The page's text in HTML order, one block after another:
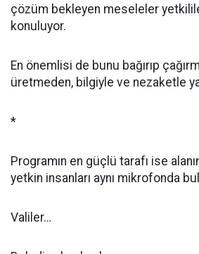
çözüm bekleyen meseleler
konuluyor.
En önemlisi de bunu bağırıp
üretmeden, bilgiyle ve nezaketle
*
Programın en güçlü tarafı ise
yetkin insanları aynı mikrofonda
Valiler…